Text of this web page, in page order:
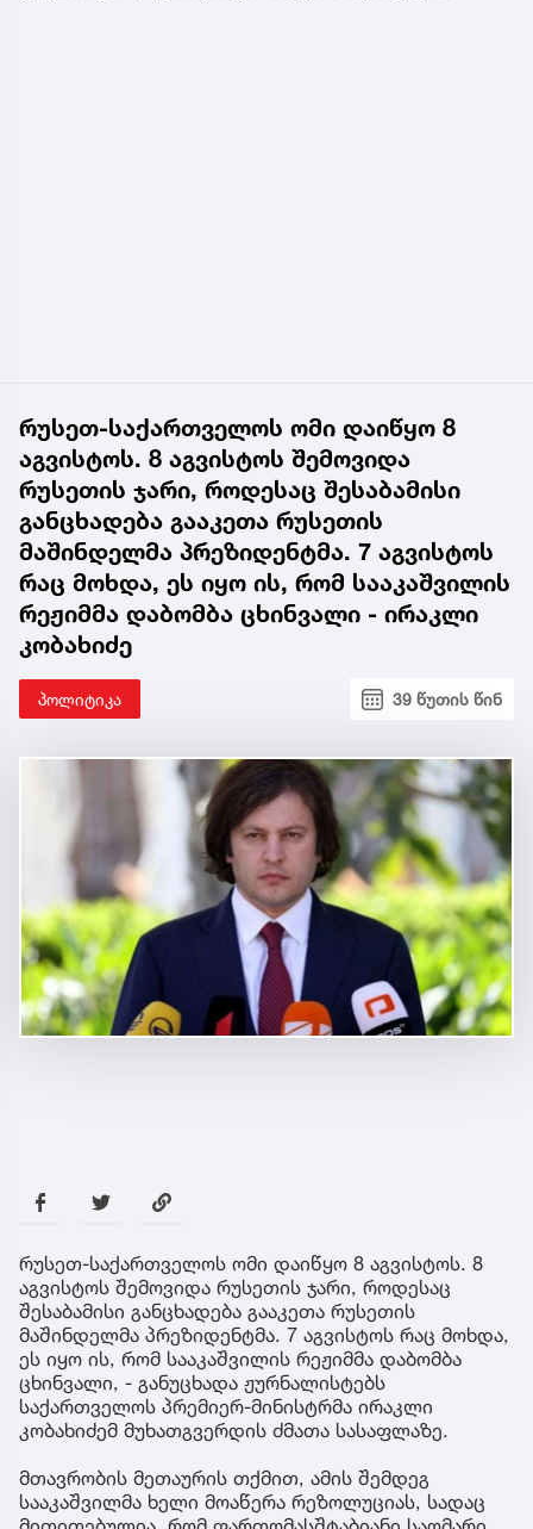
რუსეთ-საქართველოს ომი დაიწყო 8
აგვისტოს. 8 აგვისტოს შემოვიდა
რუსეთის ჯარი, როდესაც შესაბამისი
განცხადება გააკეთა რუსეთის
მაშინდელმა პრეზიდენტმა. 7 აგვისტოს
რაც მოხდა, ეს იყო ის, რომ სააკაშვილის
რეჟიმმა დაბომბა ცხინვალი - ირაკლი
კობახიძე
პოლიტიკა 39 წუთის წინ
რუსეთ-საქართველოს ომი დაიწყო 8 აგვისტოს. 8
აგვისტოს შემოვიდა რუსეთის ჯარი, როდესაც
შესაბამისი განცხადება გააკეთა რუსეთის
მაშინდელმა პრეზიდენტმა. 7 აგვისტოს რაც მოხდა,
ეს იყო ის, რომ სააკაშვილის რეჟიმმა დაბომბა
ცხინვალი, - განუცხადა ჟურნალისტებს
საქართველოს პრემიერ-მინისტრმა ირაკლი
კობახიძემ მუხათგვერდის ძმათა სასაფლაზე.
მთავრობის მეთაურის თქმით, ამის შემდეგ
სააკაშვილმა ხელი მოაწერა რეზოლუციას, სადაც